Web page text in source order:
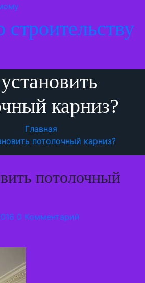
карниз?
Главная
потолочный карниз?
потолочный
0 Комментарий